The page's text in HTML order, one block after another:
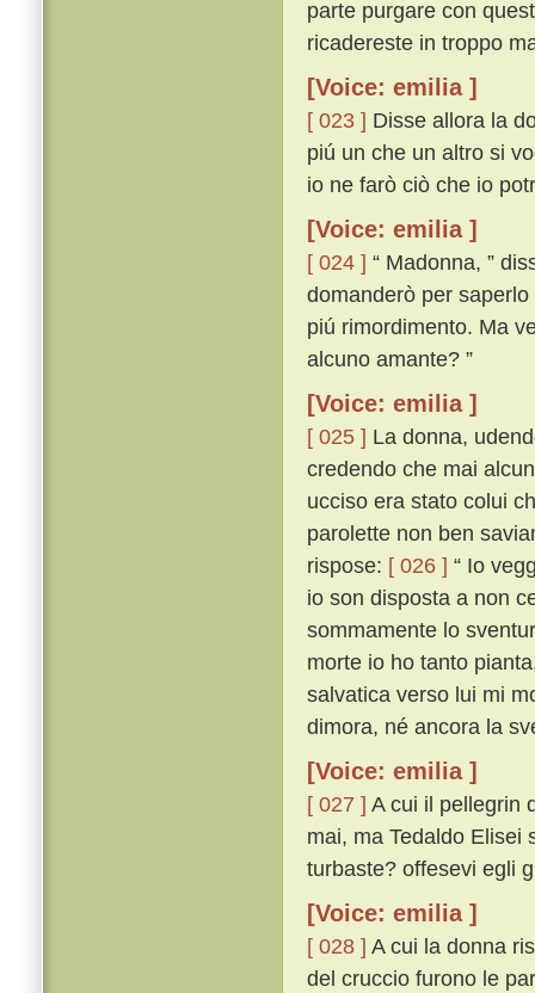
parte purgare con
ricadereste in troppo
[Voice: emilia ]
[ 023 ] Disse allora la
piú un che un altro si
io ne farò ciò che io
[Voice: emilia ]
[ 024 ] “ Madonna, ”
domanderò per
piú rimordimento. Ma
alcuno amante? ”
[Voice: emilia ]
[ 025 ] La donna,
credendo che mai
ucciso era stato colui
parolette non ben
rispose: [ 026 ] “ Io
io son disposta a non
sommamente lo
morte io ho tanto
salvatica verso lui mi
dimora, né ancora la
[Voice: emilia ]
[ 027 ] A cui il pellegrin
mai, ma Tedaldo Elisei
turbaste? offesevi egli
[Voice: emilia ]
[ 028 ] A cui la donna
del cruccio furono le